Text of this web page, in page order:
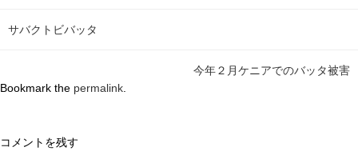
サバクトビバッタ
今年２月ケニアでのバッタ被害
Bookmark the permalink
コメントを残す